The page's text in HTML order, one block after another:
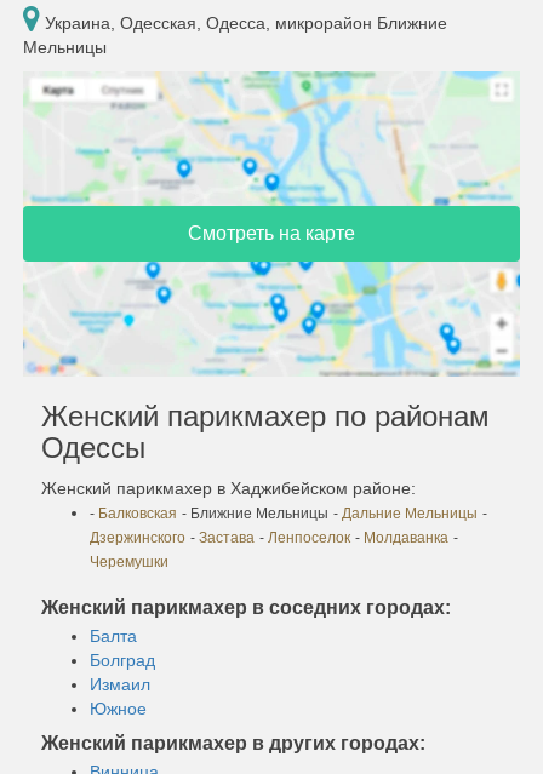
Украина, Одесская, Одесса, микрорайон Ближние
Мельницы
Смотреть на карте
Женский парикмахер по районам
Одессы
Женский парикмахер в Хаджибейском районе:
- Балковская - Ближние Мельницы - Дальние Мельницы -
Дзержинского - Застава - Ленпоселок - Молдаванка -
Черемушки
Женский парикмахер в соседних городах:
Балта
Болград
Измаил
Южное
Женский парикмахер в других городах: